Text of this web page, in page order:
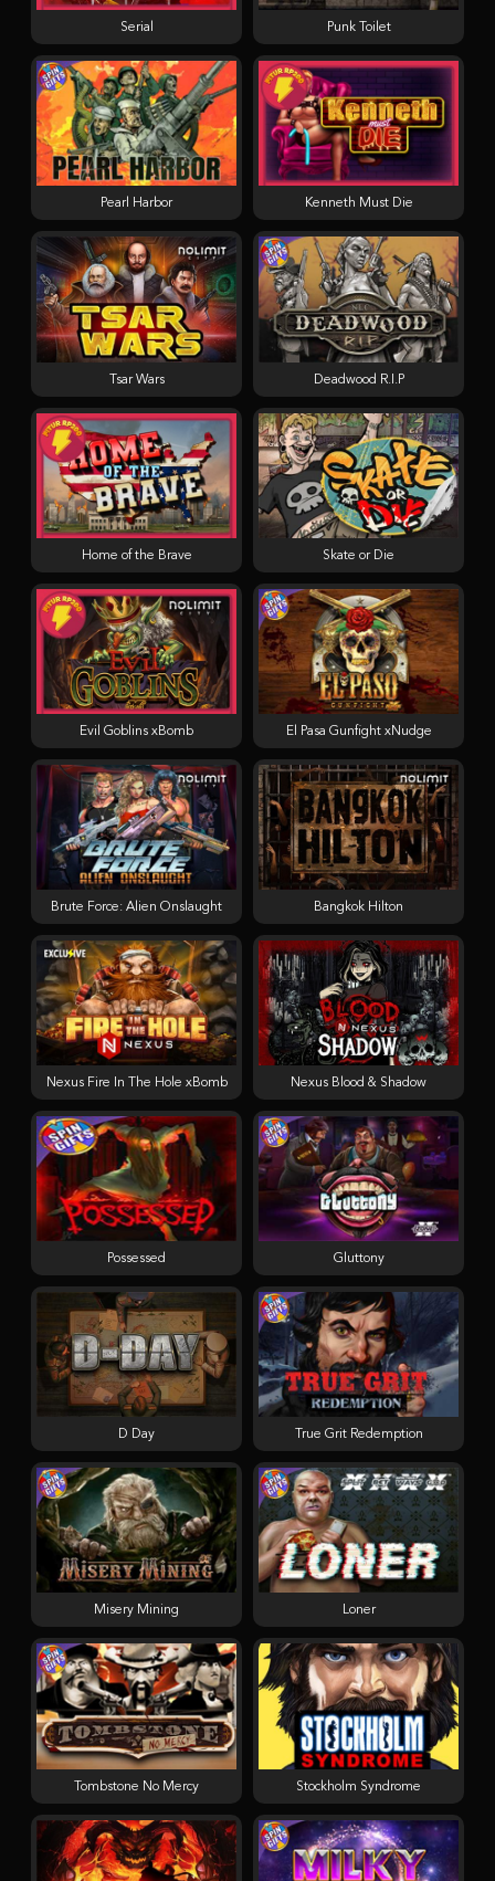
Nexus Blood & Shadow
Nexus Fire In The Hole xBomb
Tsar Wars
Home of the Brave Skate or Die
Stockholm Syndrome
Deadwood R.I.P
Bangkok Hilton
Brute Force: Alien Onslaught
Loner
Kenneth Must Die
Tombstone No Mercy
El Pasa Gunfight xNudge
Evil Goblins xBomb
Gluttony
Serial Punk Toilet
Possessed
Pearl Harbor
Misery Mining
True Grit Redemption
D Day